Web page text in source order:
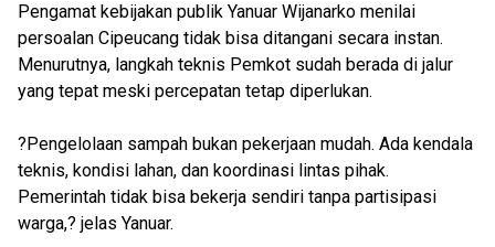
Pengamat kebijakan publik Yanuar Wijanarko menilai
persoalan Cipeucang tidak bisa ditangani secara instan.
Menurutnya, langkah teknis Pemkot sudah berada di jalur
yang tepat meski percepatan tetap diperlukan.
?Pengelolaan sampah bukan pekerjaan mudah. Ada kendala
teknis, kondisi lahan, dan koordinasi lintas pihak.
Pemerintah tidak bisa bekerja sendiri tanpa partisipasi
warga,? jelas Yanuar.